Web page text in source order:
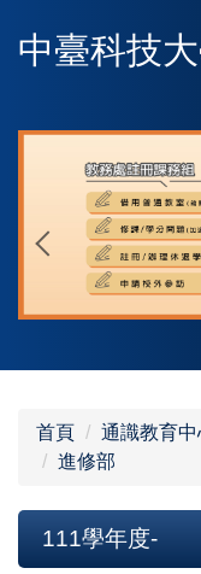
到
內
中臺科技
首頁 通識教育中
進修部
111學年度-